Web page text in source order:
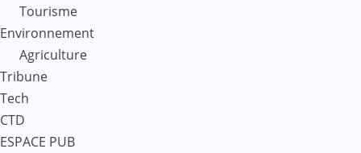
Tourisme
Environnement
Agriculture
Tribune
Tech
CTD
ESPACE PUB